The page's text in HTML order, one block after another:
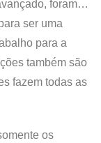
foram…
ser uma
para a
também são
fazem todas as
os